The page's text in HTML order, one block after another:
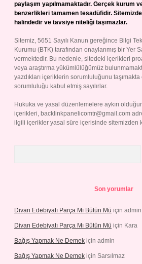
paylaşım yapılmamaktadır. Gerçek kurum
benzerlikleri tamamen tesadüfidir.
halindedir ve tavsiye niteliği taşımazlar.
Sitemiz, 5651 Sayılı Kanun gereğince Bilgi
Kurumu (BTK) tarafından onaylanmış bir Yer
vermektedir. Bu nedenle, sitedeki içerikleri
veya araştırma yükümlülüğümüz
yazdıkları içeriklerin sorumluluğunu
sorumluluğu kabul etmiş sayılırlar.
Hukuka ve yasal düzenlemelere aykırı
içerikleri, backlinkpanelicomtr@gmail.com
ilgili içerikler yasal süre içerisinde sitemizden
Son yorumlar
Divan Edebiyatı Parça Mı Bütün Mü için admin
Divan Edebiyatı Parça Mı Bütün Mü için Kara
Bağış Yapmak Ne Demek için admin
Bağış Yapmak Ne Demek için Sarsılmaz